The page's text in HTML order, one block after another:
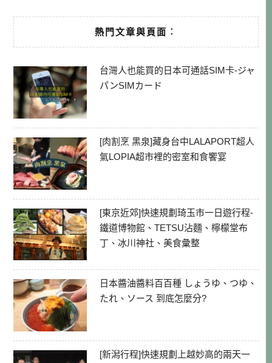
熱門文章與頁面︰
台灣人也能買的日本可通話SIM卡-ジャ
パンSIMカード
[肉割烹 黑泉]藏身台中LALAPORT超人
氣LOPIA超市裡的密室和食饗宴
[東京近郊]快速規劃琦玉市一日遊行程-
鐵道博物館、TETSU沾麵、檸檬堂布
丁、冰川神社、美食彙整
日本醬油醬料百百種 しょうゆ、つゆ、
たれ、ソース 到底怎麼分?
[新潟行程]快速規劃上越妙高的兩天一